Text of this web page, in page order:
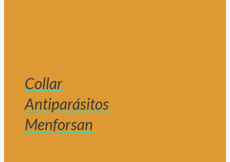
Collar
Antiparásitos
Menforsan